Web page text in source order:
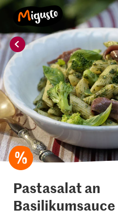
Pastasalat an